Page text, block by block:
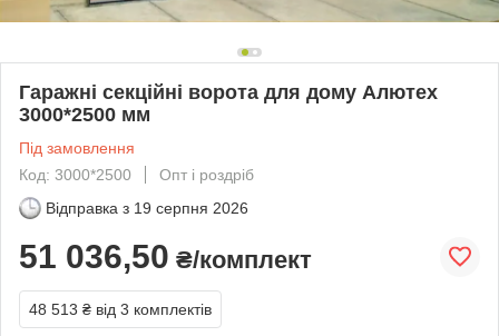
Гаражні секційні ворота для дому Алютех
3000*2500 мм
Під замовлення
Код: 3000*2500
Опт і роздріб
Відправка з 19 серпня 2026
51 036,50 ₴/комплект
48 513 ₴ від 3 комплектів